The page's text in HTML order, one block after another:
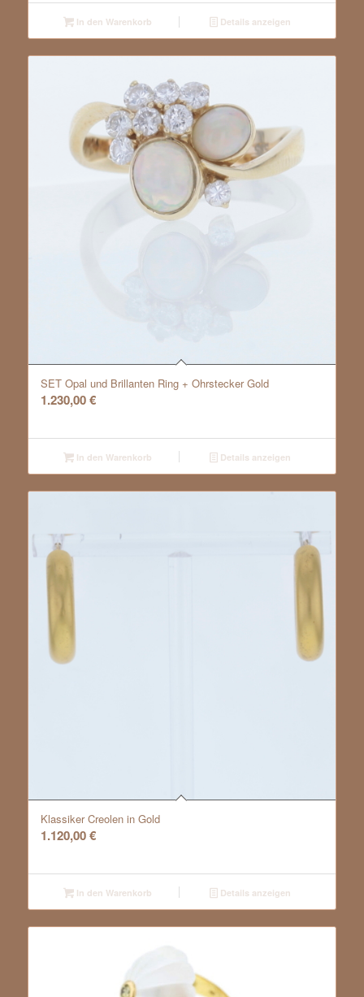
In den Warenkorb Details anzeigen
SET Opal und Brillanten Ring + Ohrstecker Gold
1.230,00€
In den Warenkorb Details anzeigen
Klassiker Creolen in Gold
1.120,00€
In den Warenkorb Details anzeigen